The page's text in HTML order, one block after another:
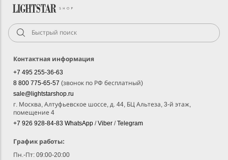
Контактная информация
+7 495 255-36-63
8 800 775-65-57 (звонок по РФ бесплатный)
sale@lightstarshop.ru
г. Москва, Алтуфьевское шоссе, д. 44, БЦ Альтеза, 3-й этаж,
помещение 4
+7 926 928-84-83 WhatsApp /Viber /Telegram
График работы:
Пн.-Пт: 09:00-20:00